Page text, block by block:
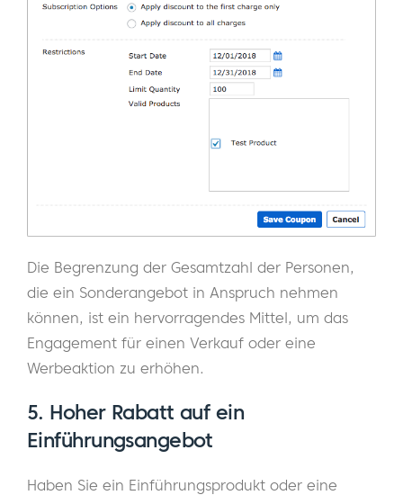
Die Begrenzung der Gesamtzahl der Personen,
die ein Sonderangebot in Anspruch nehmen
können, ist ein hervorragendes Mittel, um das
Engagement für einen Verkauf oder eine
Werbeaktion zu erhöhen.
5. Hoher Rabatt auf ein
Einführungsangebot
Haben Sie ein Einführungsprodukt oder eine